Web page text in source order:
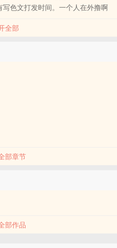
色文打发时间。一个人在外撸啊
全部
部章节
部作品